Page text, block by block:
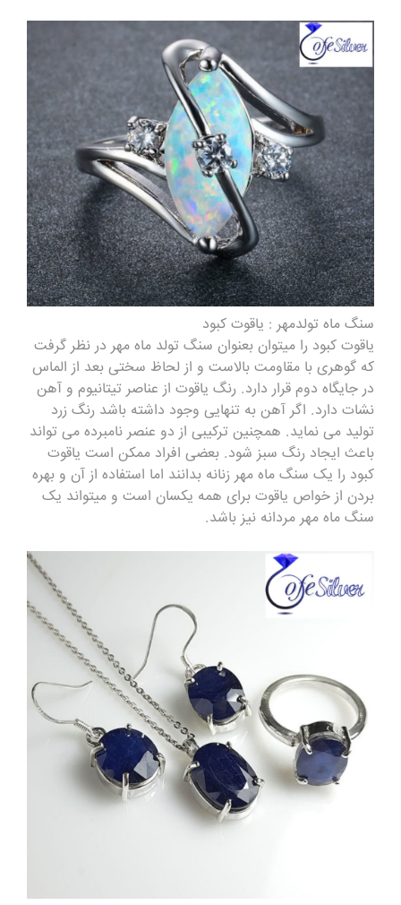
سنگ ماه تولدمهر : یاقوت کبود
یاقوت کبود را میتوان بعنوان سنگ تولد ماه مهر در نظر گرفت
که گوهری با مقاومت بالاست و از لحاظ سختی بعد از الماس
در جایگاه دوم قرار دارد. رنگ یاقوت از عناصر تیتانیوم و آهن
نشات دارد. اگر آهن به تنهایی وجود داشته باشد رنگ زرد
تولید می نماید. همچنین ترکیبی از دو عنصر نامبرده می تواند
باعث ایجاد رنگ سبز شود. بعضی افراد ممکن است یاقوت
کبود را یک سنگ ماه مهر زنانه بدانند اما استفاده از آن و بهره
بردن از خواص یاقوت برای همه یکسان است و میتواند یک
سنگ ماه مهر مردانه نیز باشد.